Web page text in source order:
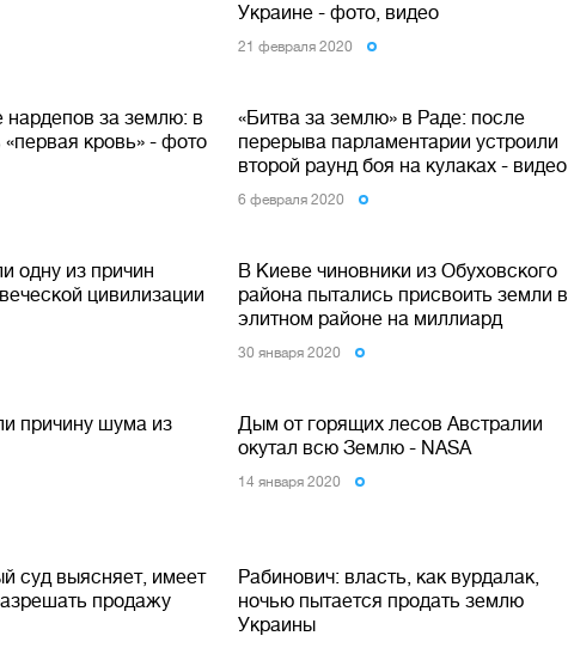
Украине - фото, видео
21 февраля 2020
нардепов за землю: в
кровь» - фото
«Битва за землю» в Раде: после
перерыва парламентарии устроили
второй раунд боя на кулаках - видео
6 февраля 2020
одну из причин
цивилизации
В Киеве чиновники из Обуховского
района пытались присвоить земли в
элитном районе на миллиард
30 января 2020
причину шума из
Дым от горящих лесов Австралии
окутал всю Землю - NASA
14 января 2020
суд выясняет, имеет
продажу
Рабинович: власть, как вурдалак,
ночью пытается продать землю
Украины